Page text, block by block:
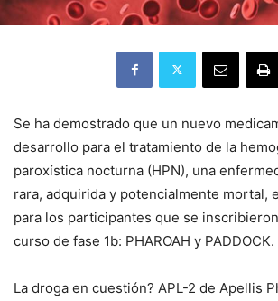
Se ha demostrado que un nuevo
desarrollo para el tratamiento de la
paroxística nocturna (HPN), una
rara, adquirida y potencialmente mortal,
para los participantes que se
curso de fase 1b: PHAROAH y PADDOCK.
La droga en cuestión? APL-2 de Apellis